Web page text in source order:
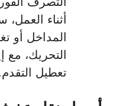
أثناء
المداخل أو
التحريك، مع
تعطيل